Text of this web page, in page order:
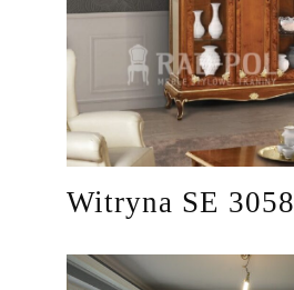
Witryna SE 3058